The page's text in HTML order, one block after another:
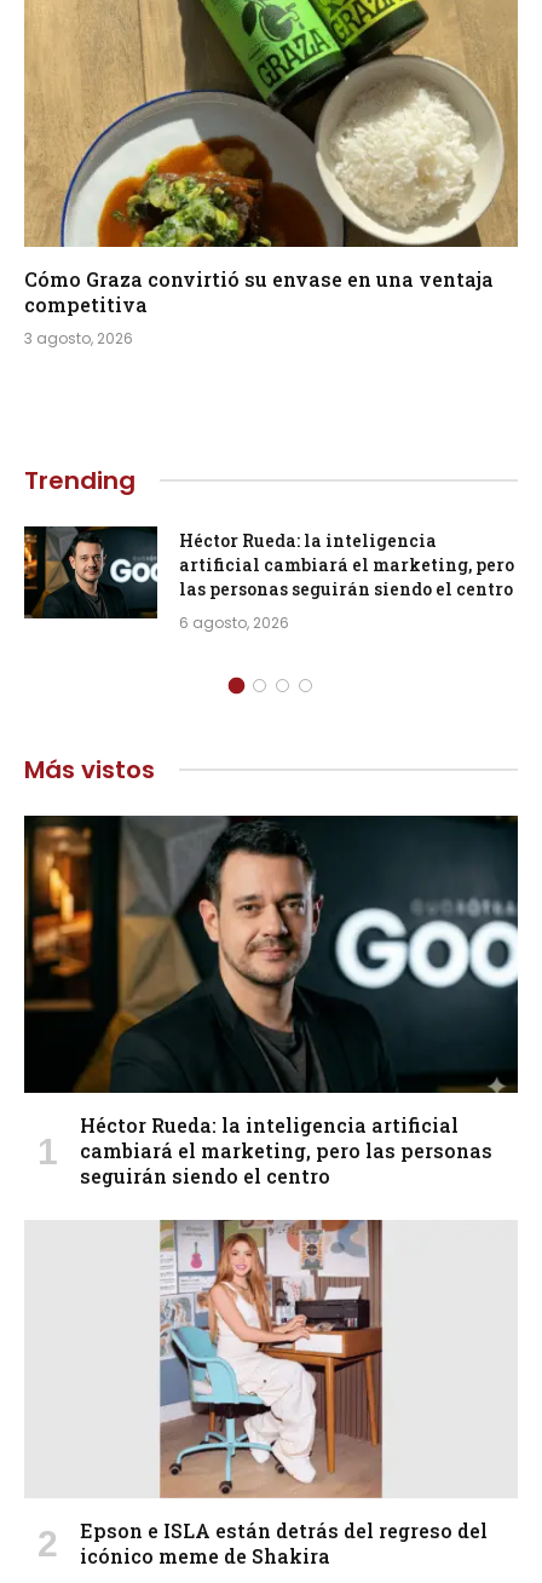
Cómo Graza convirtió su envase en una ventaja
competitiva
3 agosto, 2026
Trending
Héctor Rueda: la inteligencia
artificial cambiará el marketing, pero
las personas seguirán siendo el centro
6 agosto, 2026
Más vistos
Héctor Rueda: la inteligencia artificial
cambiará el marketing, pero las personas
seguirán siendo el centro
Epson e ISLA están detrás del regreso del
icónico meme de Shakira